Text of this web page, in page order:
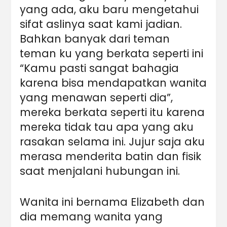
yang ada, aku baru mengetahui
sifat aslinya saat kami jadian.
Bahkan banyak dari teman
teman ku yang berkata seperti ini
“Kamu pasti sangat bahagia
karena bisa mendapatkan wanita
yang menawan seperti dia”,
mereka berkata seperti itu karena
mereka tidak tau apa yang aku
rasakan selama ini. Jujur saja aku
merasa menderita batin dan fisik
saat menjalani hubungan ini.
Wanita ini bernama Elizabeth dan
dia memang wanita yang